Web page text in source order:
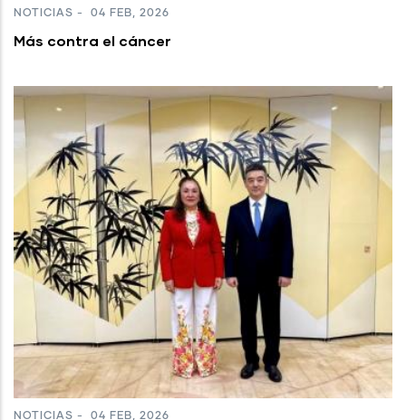
NOTICIAS - 04 FEB, 2026
Más contra el cáncer
NOTICIAS - 04 FEB, 2026